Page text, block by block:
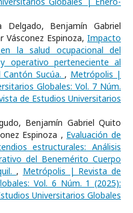
Delgado, Benjamín Gabriel
Vásconez Espinoza, Impacto
la salud ocupacional del
operativo perteneciente al
Sucúa. , Metrópolis |
Globales: Vol. 7 Núm.
de Estudios Universitarios
Benjamín Gabriel Quito
Espinoza , Evaluación de
estructurales: Análisis
del Benemérito Cuerpo
, Metrópolis | Revista de
Vol. 6 Núm. 1 (2025):
Universitarios Globales